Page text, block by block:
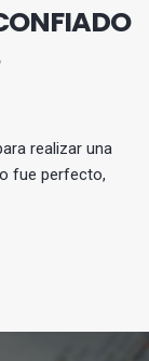
realizar una
perfecto,